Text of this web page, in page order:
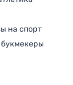
на спорт